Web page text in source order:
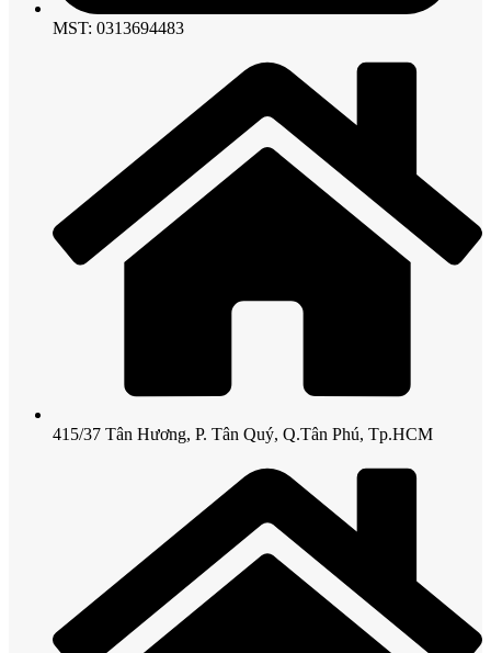
MST: 0313694483
415/37 Tân Hương, P. Tân Quý, Q.Tân Phú, Tp.HCM